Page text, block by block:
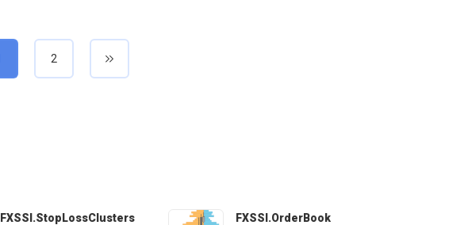
2
FXSSI.StopLossClusters
FXSSI.OrderBook